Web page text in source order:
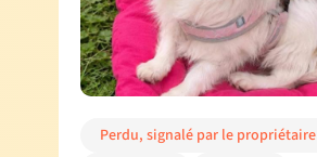
Perdu, signalé par le propriétaire